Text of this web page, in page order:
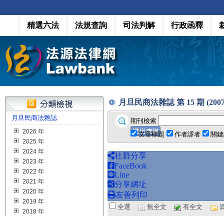
精選六法 法規查詢 司法判解 行政函釋
月旦民商法雜誌
2026 年
2025 年
2024 年
2023 年
2022 年
2021 年
2020 年
2019 年
2018 年
月旦民商法雜誌 第 15 期
期刊檢索
文章標題
作者譯者 關
社群分享
FaceBook
Line
分享網址
友善列印
全選 無全文 有全文